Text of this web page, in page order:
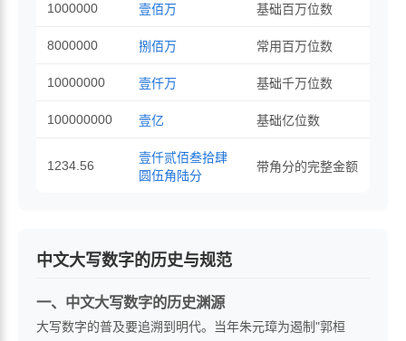
1000000 壹佰万 基础百万位数
8000000 捌佰万 常用百万位数
10000000 壹仟万 基础千万位数
100000000 壹亿 基础亿位数
1234.56
壹仟贰佰叁拾肆
圆伍角陆分
带角分的完整金额
中文大写数字的历史与规范
一、中文大写数字的历史渊源
大写数字的普及要追溯到明代。当年朱元璋为遏制"郭桓